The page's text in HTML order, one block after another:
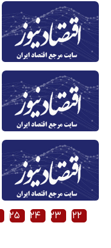
۲۲ ۲۳ ۲۴ ۲۵